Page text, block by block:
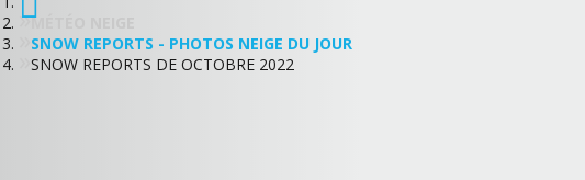
MÉTÉO NEIGE
SNOW REPORTS - PHOTOS NEIGE DU JOUR
SNOW REPORTS DE OCTOBRE 2022